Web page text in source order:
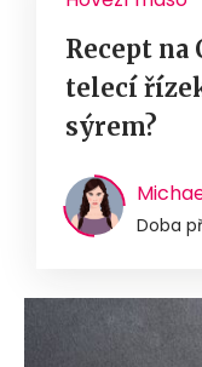
Recept na
telecí
sýrem?
Doba